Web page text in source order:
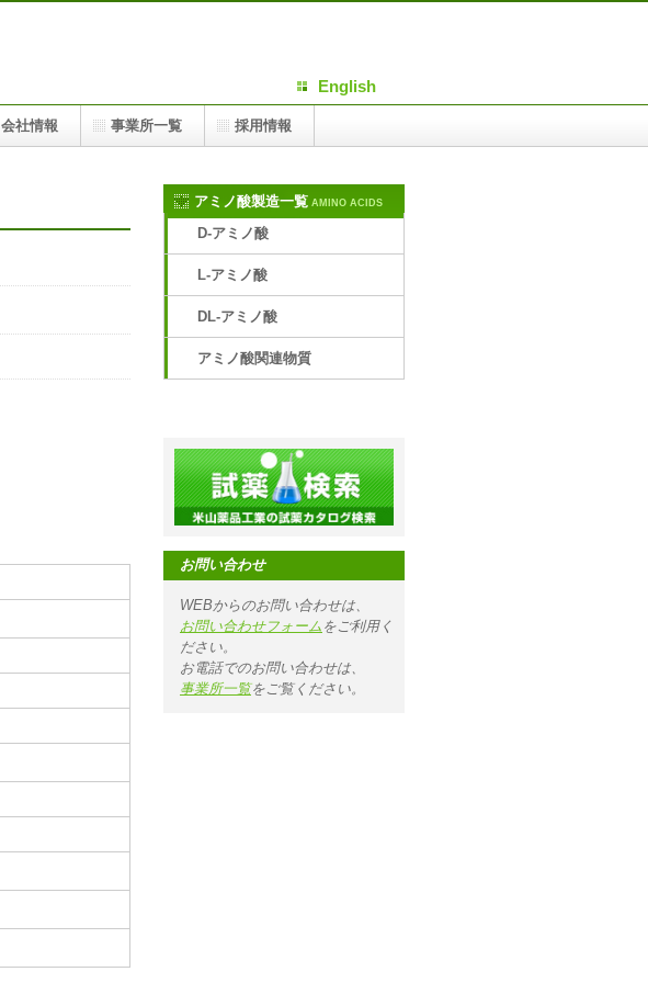
English
会社情報 事業所一覧 採用情報
アミノ酸製造一覧 AMINO ACIDS
D-アミノ酸
L-アミノ酸
DL-アミノ酸
アミノ酸関連物質
お問い合わせ
WEBからのお問い合わせは、
お問い合わせフォーム をご利用く
ださい。
お電話でのお問い合わせは、
事業所一覧をご覧ください。